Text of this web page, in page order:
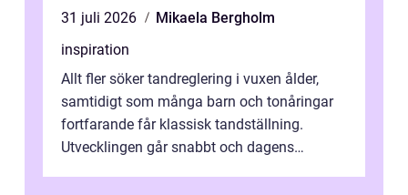
31 juli 2026
Mikaela Bergholm
inspiration
Allt fler söker tandreglering i vuxen ålder,
samtidigt som många barn och tonåringar
fortfarande får klassisk tandställning.
Utvecklingen går snabbt och dagens